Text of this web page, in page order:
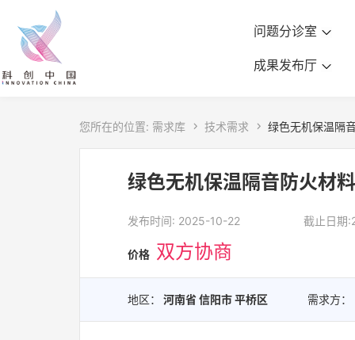
问题分诊室
成果发布厅
您所在的位置: 需求库  技术需求  绿色无机保温隔
绿色无机保温隔音防火材
发布时间: 2025-10-22 截止日期
价格 双方协商
地区： 河南省 信阳市 平桥区 需求方：